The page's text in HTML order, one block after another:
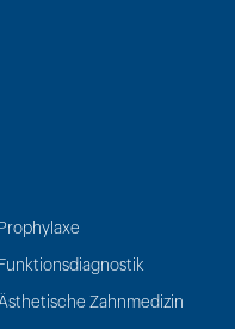
Prophylaxe
Funktionsdiagnostik
Ästhetische Zahnmedizin